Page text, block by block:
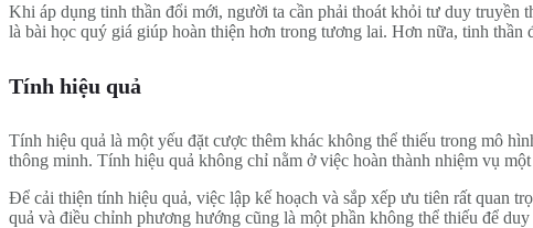
Khi áp dụng tinh thần đổi mới, người ta cần phải thoát khỏi tư duy truyền
là bài học quý giá giúp hoàn thiện hơn trong tương lai. Hơn nữa, tinh
Tính hiệu quả
Tính hiệu quả là một yếu đặt cược thêm khác không thể thiếu trong mô
thông minh. Tính hiệu quả không chỉ nằm ở việc hoàn thành nhiệm vụ
Để cải thiện tính hiệu quả, việc lập kế hoạch và sắp xếp ưu tiên rất quan
quả và điều chỉnh phương hướng cũng là một phần không thể thiếu để